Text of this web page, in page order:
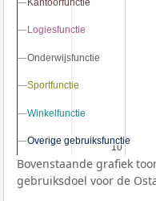
10
10
Kantoorfunctie
Kantoorfunctie
Logiesfunctie
Logiesfunctie
Onderwijsfunctie
Onderwijsfunctie
Sportfunctie
Sportfunctie
Winkelfunctie
Winkelfunctie
Overige gebruiksfunctie
Overige gebruiksfunctie
Bovenstaande grafiek
gebruiksdoel voor de